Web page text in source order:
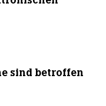
sind betroffen